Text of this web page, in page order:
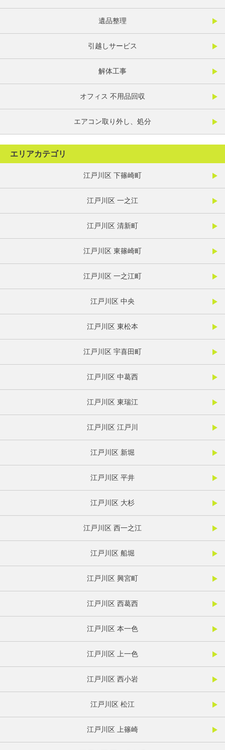
遺品整理
引越しサービス
解体工事
オフィス 不用品回収
エアコン取り外し、処分
エリアカテゴリ
江戸川区 下篠崎町
江戸川区 一之江
江戸川区 清新町
江戸川区 東篠崎町
江戸川区 一之江町
江戸川区 中央
江戸川区 東松本
江戸川区 宇喜田町
江戸川区 中葛西
江戸川区 東瑞江
江戸川区 江戸川
江戸川区 新堀
江戸川区 平井
江戸川区 大杉
江戸川区 西一之江
江戸川区 船堀
江戸川区 興宮町
江戸川区 西葛西
江戸川区 本一色
江戸川区 上一色
江戸川区 西小岩
江戸川区 松江
江戸川区 上篠崎